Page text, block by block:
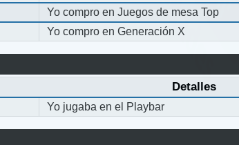
Yo compro en Juegos de mesa Top
Yo compro en Generación X
Detalles
Yo jugaba en el Playbar